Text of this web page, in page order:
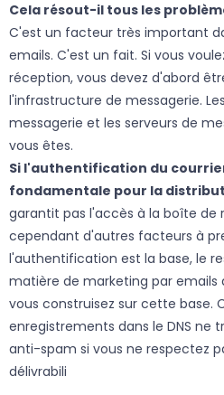
Cela résout-il tous les
C'est un facteur très important
emails. C'est un fait. Si vous
réception, vous devez d'abord
l'infrastructure de messagerie.
messagerie et les serveurs de
vous êtes.
Si l'authentification du
fondamentale pour la
garantit pas l'accès à la boîte de
cependant d'autres facteurs à
l'authentification est la base, le
matière de marketing par
vous construisez sur cette base.
enregistrements dans le DNS ne
anti-spam si vous ne respectez
délivrabili